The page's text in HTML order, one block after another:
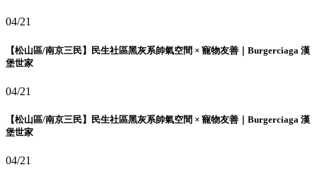
04/21
【松山區/南京三民】民生社區黑灰系帥氣空間 × 寵物友善｜Burgerciaga 漢
堡世家
04/21
【松山區/南京三民】民生社區黑灰系帥氣空間 × 寵物友善｜Burgerciaga 漢
堡世家
04/21